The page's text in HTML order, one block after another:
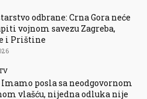
odbrane: Crna Gora neće
vojnom savezu Zagreba,
i Prištine
posla sa neodgovornom
vlašću, nijedna odluka nije